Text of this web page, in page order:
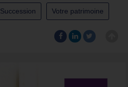
Succession Votre patrimoine